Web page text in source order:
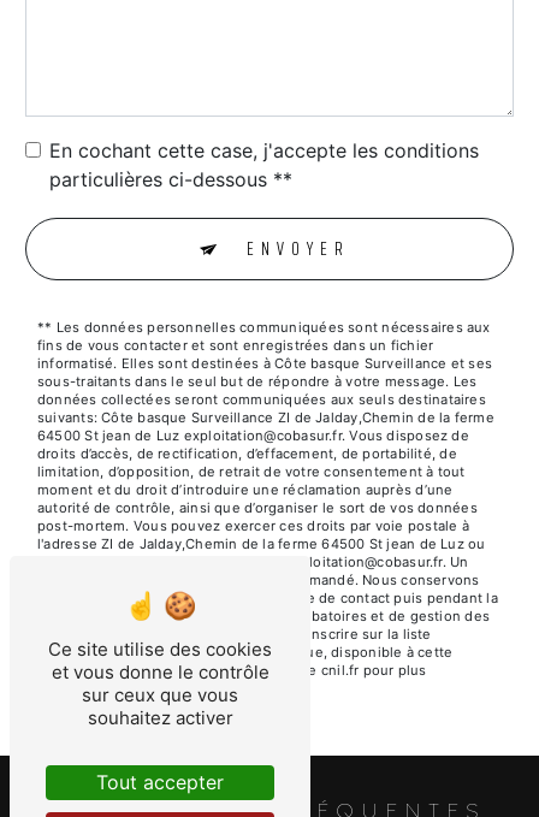
En cochant cette case, j'accepte les conditions
particulières ci-dessous **
ENVOYER
** Les données personnelles communiquées sont nécessaires aux
fins de vous contacter et sont enregistrées dans un fichier
informatisé. Elles sont destinées à Côte basque Surveillance et ses
sous-traitants dans le seul but de répondre à votre message. Les
données collectées seront communiquées aux seuls destinataires
suivants: Côte basque Surveillance ZI de Jalday,Chemin de la ferme
64500 St jean de Luz exploitation@cobasur.fr. Vous disposez de
droits d’accès, de rectification, d’effacement, de portabilité, de
limitation, d’opposition, de retrait de votre consentement à tout
moment et du droit d’introduire une réclamation auprès d’une
autorité de contrôle, ainsi que d’organiser le sort de vos données
post-mortem. Vous pouvez exercer ces droits par voie postale à
l'adresse ZI de Jalday,Chemin de la ferme 64500 St jean de Luz ou
par courrier électronique à l'adresse exploitation@cobasur.fr. Un
justificatif d'identité pourra vous être demandé. Nous conservons
vos données pendant la période de prise de contact puis pendant la
durée de prescription légale aux fins probatoires et de gestion des
contentieux. Vous avez le droit de vous inscrire sur la liste
d'opposition au démarchage téléphonique, disponible à cette
adresse: Bloctel.gouv.fr . Consultez le site cnil.fr pour plus
d’informations sur vos droits.
RECHERCHES FRÉQUENTES
Ce site utilise des cookies
et vous donne le contrôle
sur ceux que vous
souhaitez activer
Tout accepter